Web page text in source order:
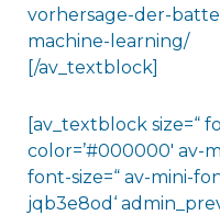
vorhersage-der-
machine-learning/
[/av_textblock]
[av_textblock size=“
color=’#000000′ av-
font-size=“ av-mini-
jqb3e8od‘